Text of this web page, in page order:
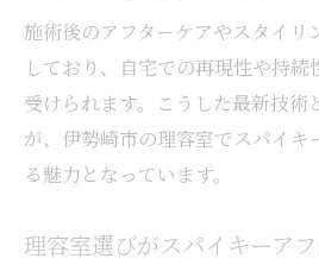
注意点
理容室オーダー時に役
法
理容室スタッフへの要
ト
理容室でのカウンセリ
施術後のアフターケアやスタイリ
しており、自宅での再現性や持続
受けられます。こうした最新技術
が、伊勢崎市の理容室でスパイキ
る魅力となっています。
理容室選びがスパイキーア